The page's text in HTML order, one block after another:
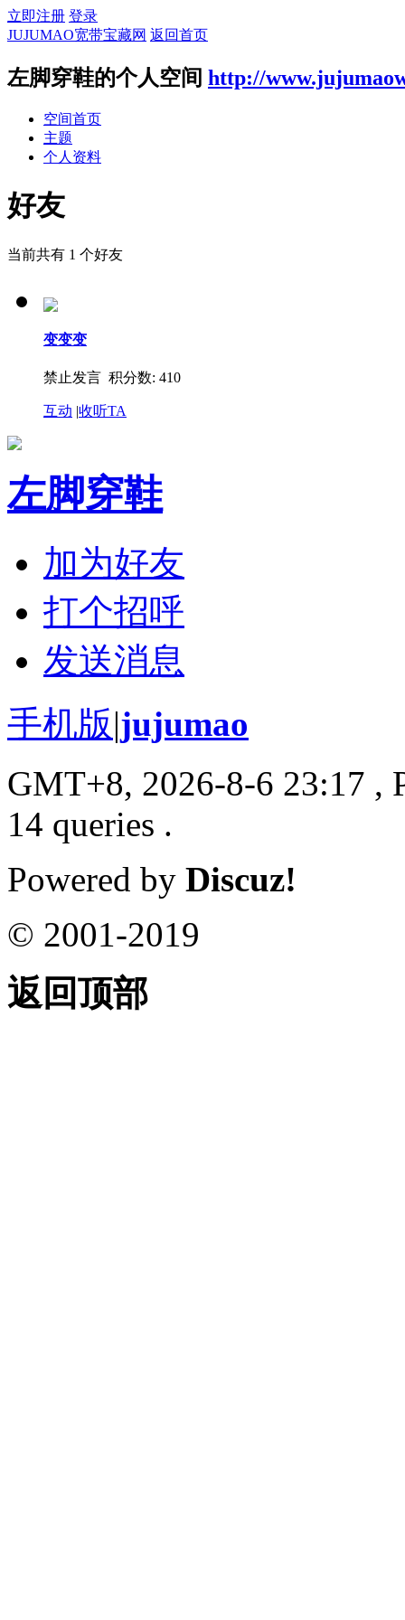
立即注册 登录
JUJUMAO宽带宝藏网 返回首页
左脚穿鞋的个人空间 http://
空间首页
主题
个人资料
好友
当前共有 1 个好友
变变变
禁止发言 积分数: 410
互动 |收听TA
左脚穿鞋
加为好友
打个招呼
发送消息
手机版|jujumao
GMT+8, 2026-8-6 23:17 ,
14 queries .
Powered by Discuz!
© 2001-2019
返回顶部